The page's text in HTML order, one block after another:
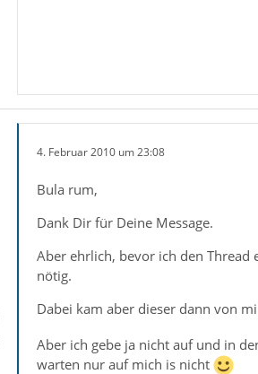
4. Februar 2010 um 23:08
Bula rum,
Dank Dir für Deine Message.
Aber ehrlich, bevor ich den
nötig.
Dabei kam aber dieser dann von
Aber ich gebe ja nicht auf und in
warten nur auf mich is nicht